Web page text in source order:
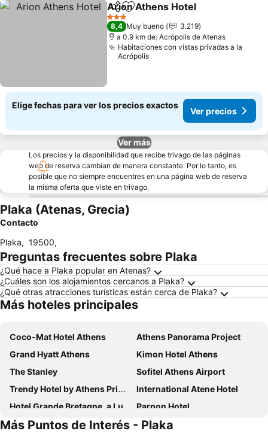
CompartirAgregar a favoritos
Arion Athens Hotel
3 Estrellas
8,4 Muy bueno
3.219
a 0.9 km de: Acrópolis de Atenas
Habitaciones con vistas privadas a la
Acrópolis
Elige fechas para ver los precios exactos
Ver precios
Ver más
Los precios y la disponibilidad que recibe trivago de las páginas
web de reserva cambian de manera constante. Por lo tanto, es
posible que no siempre encuentres en una página web de reserva
la misma oferta que viste en trivago.
Plaka (Atenas, Grecia)
Contacto
Plaka, 19500,
Preguntas frecuentes sobre Plaka
¿Qué hace a Plaka popular en Atenas?
¿Cuáles son los alojamientos cercanos a Plaka?
¿Qué otras atracciones turísticas están cerca de Plaka?
Más hoteles principales
Coco-Mat Hotel Athens
Athens Panorama Project
Grand Hyatt Athens
Kimon Hotel Athens
The Stanley
Sofitel Athens Airport
Trendy Hotel by Athens Prime Hotels
International Atene Hotel
Hotel Grande Bretagne, a Luxury Collection Hotel, Athens
Parnon Hotel
Attalos Hotel
The Athens Gate Hotel
Más Puntos de Interés - Plaka